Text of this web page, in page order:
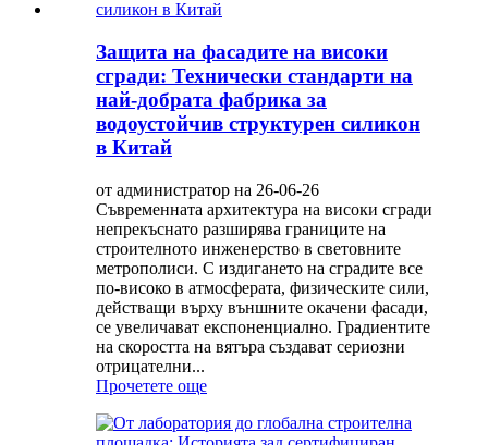
Защита на фасадите на високи
сгради: Технически стандарти на
най-добрата фабрика за
водоустойчив структурен силикон
в Китай
от администратор на 26-06-26
Съвременната архитектура на високи сгради
непрекъснато разширява границите на
строителното инженерство в световните
метрополиси. С издигането на сградите все
по-високо в атмосферата, физическите сили,
действащи върху външните окачени фасади,
се увеличават експоненциално. Градиентите
на скоростта на вятъра създават сериозни
отрицателни...
Прочетете още